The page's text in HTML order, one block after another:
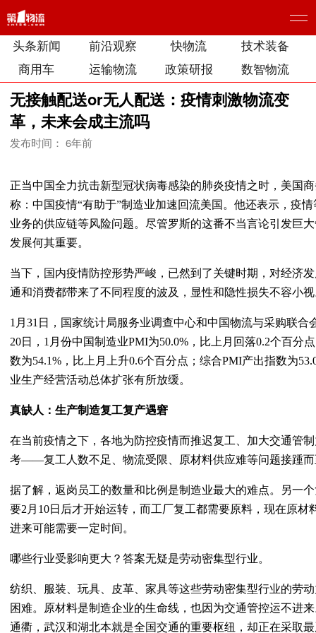
头条新闻 前沿观察 快物流
技术装备
商用车
运输物流 政策研报 数智物流
无接触配送or无人配送：疫情刺激物流变
革，未来会成主流吗
发布时间： 6年前
正当中国全力抗击新型冠状病毒感染的肺炎疫情之时，美国
称：中国疫情“有助于”制造业加速回流美国。他还表示，疫
业务的供应链等风险问题。尽管罗斯的这番不当言论引发巨
发展何其重要。
当下，国内疫情防控形势严峻，已然到了关键时期，对经济
通和消费都带来了不同程度的波及，显性和隐性损失不容小
1月31日，国家统计局服务业调查中心和中国物流与采购联合
20日，1月份中国制造业PMI为50.0%，比上月回落0.2个百分
数为54.1%，比上月上升0.6个百分点；综合PMI产出指数为
业生产经营活动总体扩张有所放缓。
真缺人：生产制造复工复产遇窘
在当前疫情之下，各地为防控疫情而推迟复工、加大交通管
考——复工人数不足、物流受限、原材料供应难等问题接踵
据了解，返岗员工的数量和比例是制造业最大的难点。另一
要2月10日后才开始运转，而工厂复工都需要原料，现在原
进来可能需要一定时间。
哪些行业受影响更大？答案无疑是劳动密集型行业。
纺织、服装、玩具、皮革、家具等这些劳动密集型行业的劳
困难。原材料是制造企业的生命线，也因为交通管控运不进
通衢，武汉和湖北本就是全国交通的重要枢纽，却正在采取